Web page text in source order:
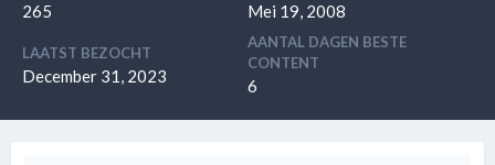
265 Mei 19, 2008
LAATST BEZOCHT
December 31, 2023
AANTAL DAGEN BESTE
CONTENT
6